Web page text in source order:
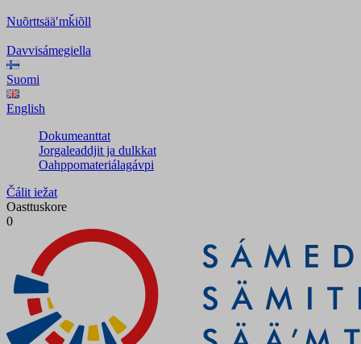
Nuõrttsääʹmǩiõll
Davvisámegiella
Suomi
English
Dokumeanttat
Jorgaleaddjit ja dulkkat
Oahppomateriálagávpi
Čálit iežat
Oasttuskore
0